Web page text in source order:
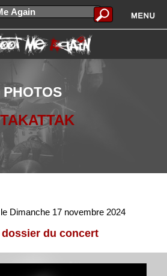
PHOTOS
Dimanche 17 novembre 2024
dossier du concert